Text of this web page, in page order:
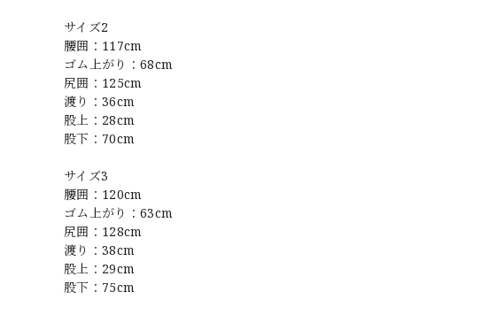
サイズ2
腰囲：117cm
ゴム上がり：68cm
尻囲：125cm
渡り：36cm
股上：28cm
股下：70cm
サイズ3
腰囲：120cm
ゴム上がり：63cm
尻囲：128cm
渡り：38cm
股上：29cm
股下：75cm